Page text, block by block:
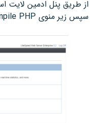
سپس زیر منوی Compile PHP را باز کنید.